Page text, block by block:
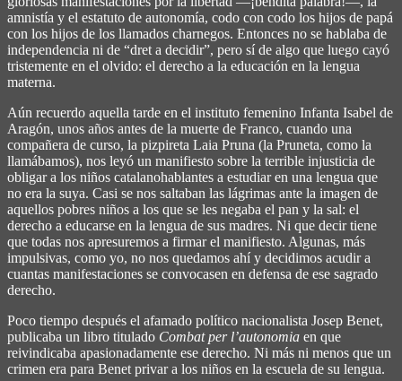
amnistía y el estatuto de autonomía, codo con codo los hijos de papá
con los hijos de los llamados charnegos. Entonces no se hablaba de
independencia ni de “dret a decidir”, pero sí de algo que luego cayó
tristemente en el olvido: el derecho a la educación en la lengua
materna.
Aún recuerdo aquella tarde en el instituto femenino Infanta Isabel de
Aragón, unos años antes de la muerte de Franco, cuando una
compañera de curso, la pizpireta Laia Pruna (la Pruneta, como la
llamábamos), nos leyó un manifiesto sobre la terrible injusticia de
obligar a los niños catalanohablantes a estudiar en una lengua que
no era la suya. Casi se nos saltaban las lágrimas ante la imagen de
aquellos pobres niños a los que se les negaba el pan y la sal: el
derecho a educarse en la lengua de sus madres. Ni que decir tiene
que todas nos apresuremos a firmar el manifiesto. Algunas, más
impulsivas, como yo, no nos quedamos ahí y decidimos acudir a
cuantas manifestaciones se convocasen en defensa de ese sagrado
derecho.
Poco tiempo después el afamado político nacionalista Josep Benet,
publicaba un libro titulado Combat per l’autonomia en que
reivindicaba apasionadamente ese derecho. Ni más ni menos que un
crimen era para Benet privar a los niños en la escuela de su lengua.